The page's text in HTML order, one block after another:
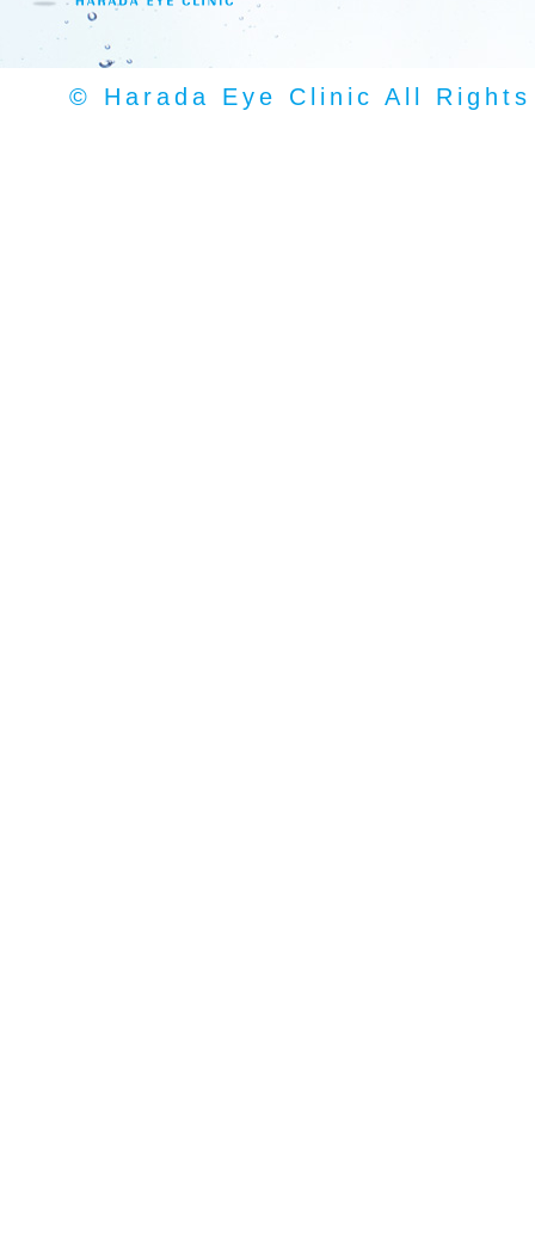
© Harada Eye Clinic All